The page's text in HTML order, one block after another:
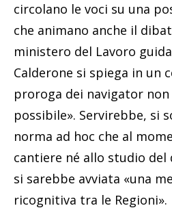
circolano le voci su una
che animano anche il
ministero del Lavoro
Calderone si spiega in un
proroga dei navigator
possibile». Servirebbe, si
norma ad hoc che al
cantiere né allo studio
si sarebbe avviata «una
ricognitiva tra le Regioni».